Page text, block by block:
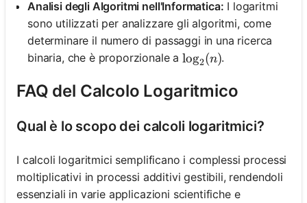
Analisi degli Algoritmi nell'Informatica: I logaritmi
sono utilizzati per analizzare gli algoritmi, come
determinare il numero di passaggi in una ricerca
binaria, che è proporzionale a\log_2(n)
log2(n).
FAQ del Calcolo Logaritmico
Qual è lo scopo dei calcoli logaritmici?
I calcoli logaritmici semplificano i complessi processi
moltiplicativi in processi additivi gestibili, rendendoli
essenziali in varie applicazioni scientifiche e